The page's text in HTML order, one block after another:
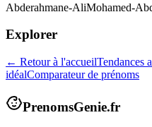
Abderahmane-AliMohamed-
Explorer
← Retour à l'accueilTendances
idéalComparateur de prénoms
PrenomsGenie.fr